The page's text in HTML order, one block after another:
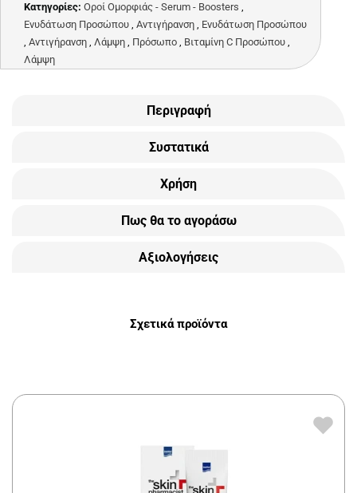
Κατηγορίες: Οροί Ομορφιάς - Serum - Boosters ,
Ενυδάτωση Προσώπου , Αντιγήρανση , Ενυδάτωση Προσώπου
, Αντιγήρανση , Λάμψη , Πρόσωπο , Βιταμίνη C Προσώπου ,
Λάμψη
Περιγραφή
Συστατικά
Χρήση
Πως θα το αγοράσω
Αξιολογήσεις
Σχετικά προϊόντα